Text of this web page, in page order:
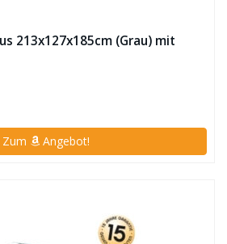
213x127x185cm (Grau) mit
Zum Angebot!